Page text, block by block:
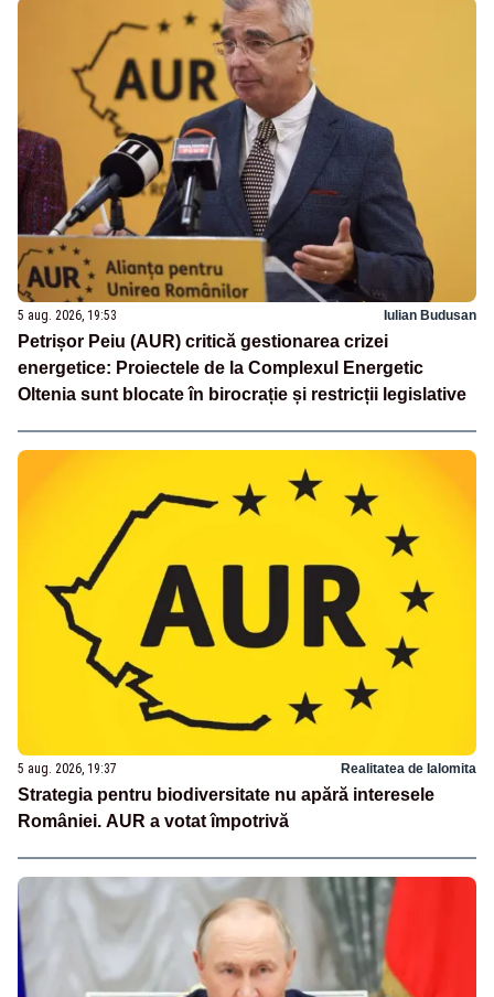
5 aug. 2026, 19:53 Iulian Budusan
Petrișor Peiu (AUR) critică gestionarea crizei
energetice: Proiectele de la Complexul Energetic
Oltenia sunt blocate în birocrație și restricții legislative
5 aug. 2026, 19:37 Realitatea de Ialomita
Strategia pentru biodiversitate nu apără interesele
României. AUR a votat împotrivă